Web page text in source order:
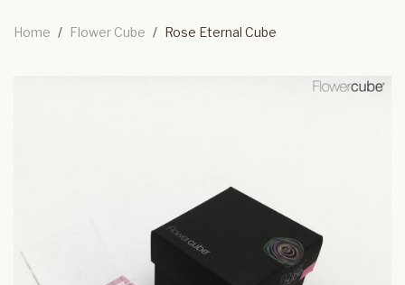
Home / Flower Cube / Rose Eternal Cube